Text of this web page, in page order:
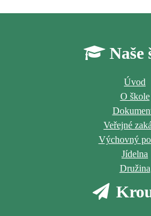
Naše
Úvod
O škole
Veřejné
Výchovný
Jídelna
Družina